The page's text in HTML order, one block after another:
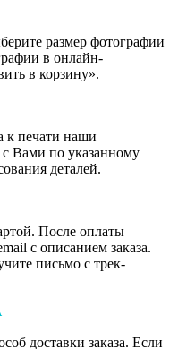
размер фотографии
в онлайн-
в корзину».
к печати наши
с Вами по указанному
деталей.
После оплаты
с описанием заказа.
письмо с трек-
доставки заказа. Если